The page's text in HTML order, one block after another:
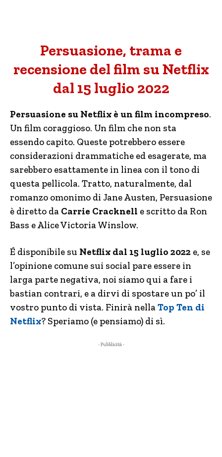
Persuasione, trama e
recensione del film su Netflix
dal 15 luglio 2022
Persuasione su Netflix è un film incompreso.
Un film coraggioso. Un film che non sta
essendo capito. Queste potrebbero essere
considerazioni drammatiche ed esagerate, ma
sarebbero esattamente in linea con il tono di
questa pellicola. Tratto, naturalmente, dal
romanzo omonimo di Jane Austen, Persuasione
è diretto da Carrie Cracknell e scritto da Ron
Bass e Alice Victoria Winslow.
É disponibile su Netflix dal 15 luglio 2022 e, se
l’opinione comune sui social pare essere in
larga parte negativa, noi siamo qui a fare i
bastian contrari, e a dirvi di spostare un po’ il
vostro punto di vista. Finirà nellaTop Ten di
Netflix? Speriamo (e pensiamo) di sì.
- Pubblicità -